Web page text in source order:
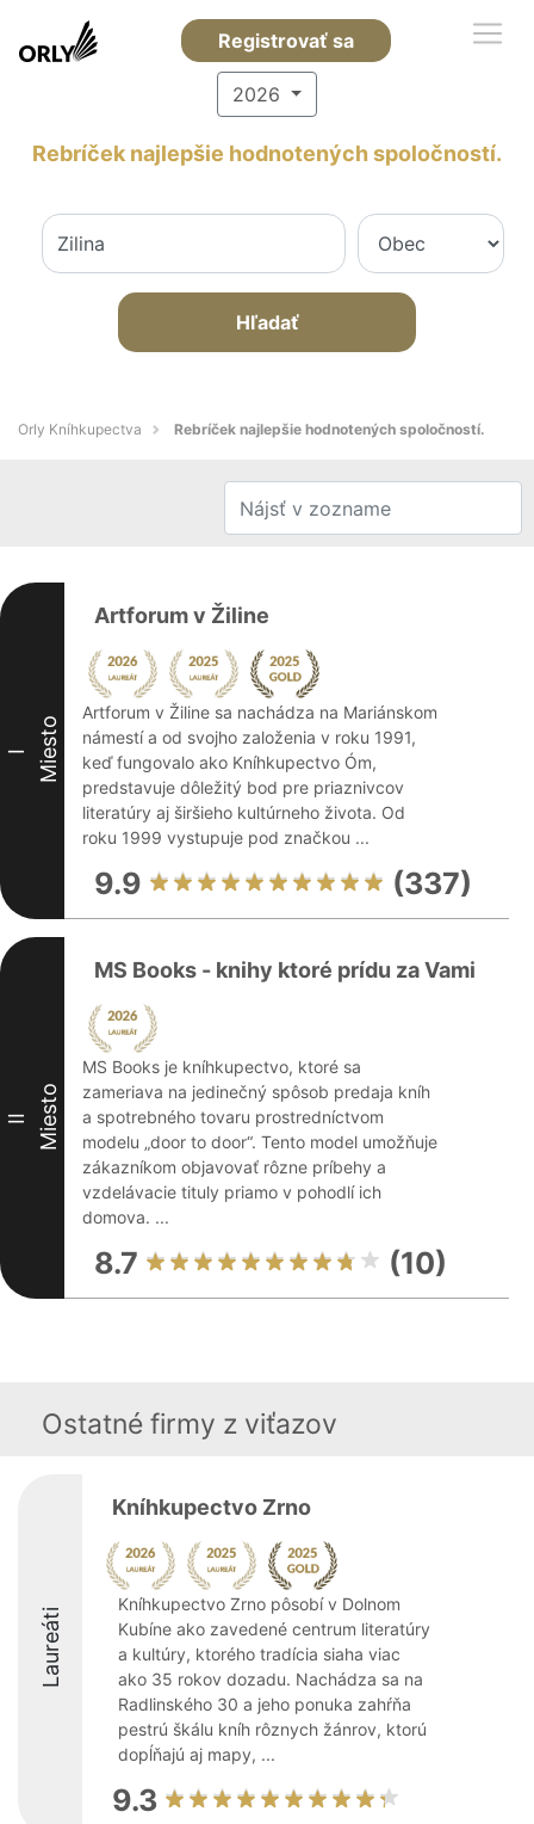
Registrovať sa
2026
Rebríček najlepšie hodnotených spoločností.
Hľadať
Orly Kníhkupectva Rebríček najlepšie hodnotených spoločností.
I Miesto
Artforum v Žiline
Artforum v Žiline sa nachádza na Mariánskom
námestí a od svojho založenia v roku 1991,
keď fungovalo ako Kníhkupectvo Óm,
predstavuje dôležitý bod pre priaznivcov
literatúry aj širšieho kultúrneho života. Od
roku 1999 vystupuje pod značkou ...
9.9 (337)
II Miesto
MS Books - knihy ktoré prídu za Vami
MS Books je kníhkupectvo, ktoré sa
zameriava na jedinečný spôsob predaja kníh
a spotrebného tovaru prostredníctvom
modelu „door to door“. Tento model umožňuje
zákazníkom objavovať rôzne príbehy a
vzdelávacie tituly priamo v pohodlí ich
domova. ...
8.7 (10)
Ostatné firmy z viťazov
Laureáti
Kníhkupectvo Zrno
Kníhkupectvo Zrno pôsobí v Dolnom
Kubíne ako zavedené centrum literatúry
a kultúry, ktorého tradícia siaha viac
ako 35 rokov dozadu. Nachádza sa na
Radlinského 30 a jeho ponuka zahŕňa
pestrú škálu kníh rôznych žánrov, ktorú
dopĺňajú aj mapy, ...
9.3